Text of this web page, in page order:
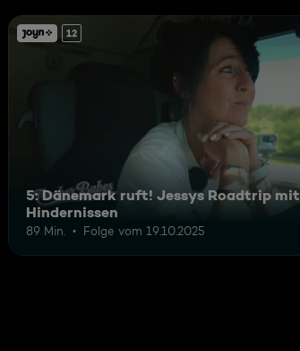
12
5: Dänemark ruft! Jessys Roadtrip mit
Hindernissen
89 Min. Folge vom 19.10.2025